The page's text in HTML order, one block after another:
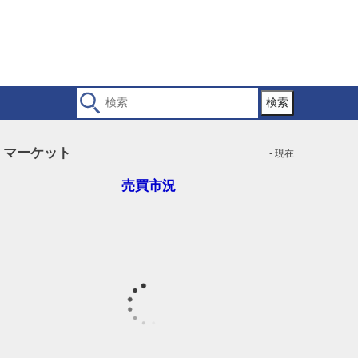
検索
マーケット - 現在
売買市況